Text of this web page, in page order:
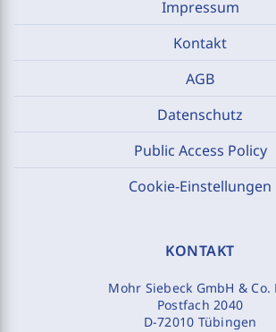
Impressum
Kontakt
AGB
Datenschutz
Public Access Policy
Cookie-Einstellungen
KONTAKT
Mohr Siebeck GmbH & Co.
Postfach 2040
D-72010 Tübingen